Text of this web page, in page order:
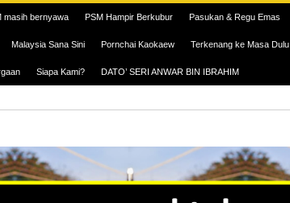
masih bernyawa PSM Hampir Berkubur Pasukan & Regu Emas
Malaysia Sana Sini Pornchai Kaokaew Terkenang ke Masa Dulu
Siapa Kami? DATO’ SERI ANWAR BIN IBRAHIM